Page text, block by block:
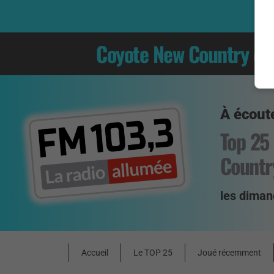
Coyote New Country
À
Top
les
Accueil Le TOP 25 Joué récemment